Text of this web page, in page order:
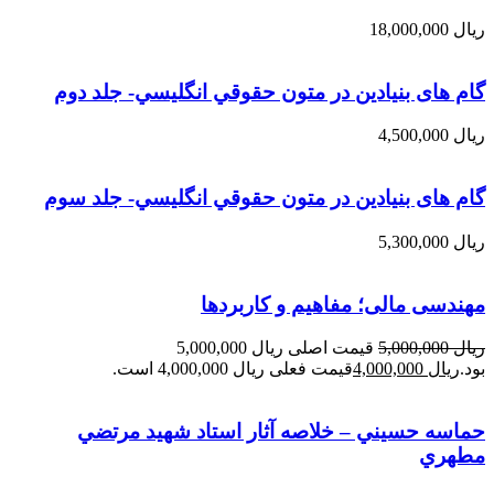
ریال
گام های بنیادین در متون حقوقي انگليسي- جلد دوم
ریال
گام های بنیادین در متون حقوقي انگليسي- جلد سوم
ریال
مهندسی مالی؛ مفاهیم و کاربردها
ریال5,000,000
قیمت اصلی ریال 5,000,000
بود.ریال قیمت فعلی ریال 4,000,000 است.
حماسه حسيني – خلاصه آثار استاد شهيد مرتضي
مطهري